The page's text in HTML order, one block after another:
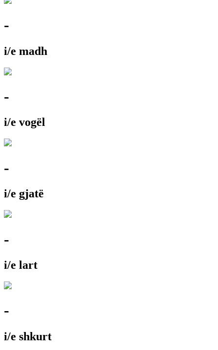
-
i/e madh
-
i/e vogël
-
i/e gjatë
-
i/e lart
-
i/e shkurt